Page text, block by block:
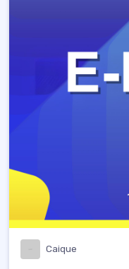
Caique